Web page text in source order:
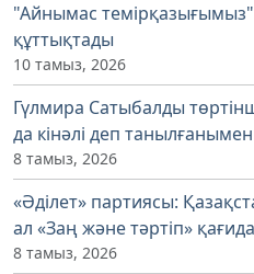
"Айнымас
құттықтады
10 тамыз, 2026
Гүлмира Сатыбалды
да кінәлі деп
8 тамыз, 2026
«Әділет» партиясы:
ал «Заң және тәртіп»
8 тамыз, 2026